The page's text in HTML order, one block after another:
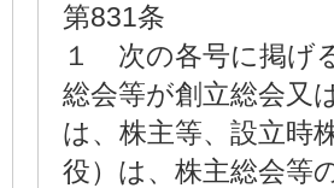
第831条
１ 次の各号に掲げ
総会等が創立総会又
は、株主等、設立時
役）は、株主総会等